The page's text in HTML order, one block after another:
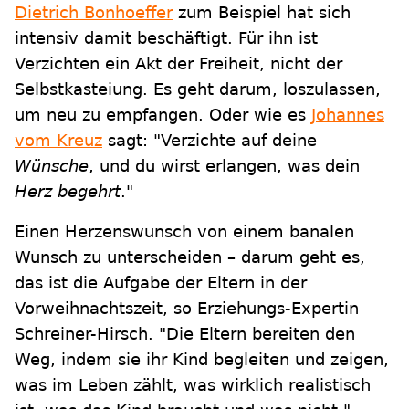
Dietrich Bonhoefferzum Beispiel hat sich
intensiv damit beschäftigt. Für ihn ist
Verzichten ein Akt der Freiheit, nicht der
Selbstkasteiung. Es geht darum, loszulassen,
um neu zu empfangen. Oder wie es Johannes
vom Kreuz sagt: "Verzichte auf deine
Wünsche, und du wirst erlangen, was dein
Herz begehrt."
Einen Herzenswunsch von einem banalen
Wunsch zu unterscheiden – darum geht es,
das ist die Aufgabe der Eltern in der
Vorweihnachtszeit, so Erziehungs-Expertin
Schreiner-Hirsch. "Die Eltern bereiten den
Weg, indem sie ihr Kind begleiten und zeigen,
was im Leben zählt, was wirklich realistisch